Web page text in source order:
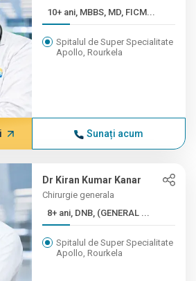
10+ ani, MBBS, MD, FICM...
Spitalul de Super Specialitate
Apollo, Rourkela
Sunați acum
Dr Kiran Kumar Kanar
Chirurgie generala
8+ ani, DNB, (GENERAL ...
Spitalul de Super Specialitate
Apollo, Rourkela